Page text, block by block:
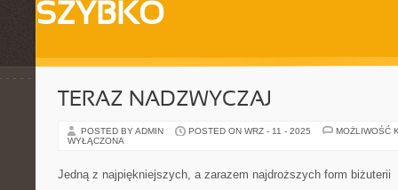
SZYBKO
TERAZ NADZWYCZAJ
POSTED BY ADMIN POSTED ON WRZ - 11 - 2025
MOŻLIWOŚĆ
WYŁĄCZONA
Jedną z najpiękniejszych, a zarazem najdroższych form biżuterii